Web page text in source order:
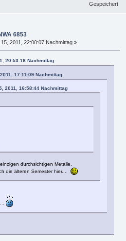
Gespeichert
6853
2011, 22:00:07 Nachmittag »
20:53:16 Nachmittag
17:11:09 Nachmittag
2011, 16:58:44 Nachmittag
durchsichtigen Metalle.
die älteren Semester hier....